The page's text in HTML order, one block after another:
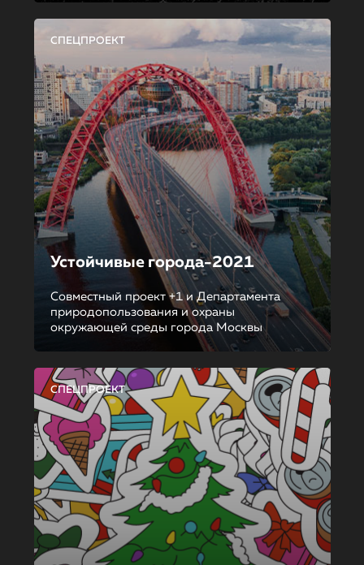
СПЕЦПРОЕКТ
Устойчивые города-2021
Совместный проект +1 и Департамента
природопользования и охраны
окружающей среды города Москвы
СПЕЦПРОЕКТ